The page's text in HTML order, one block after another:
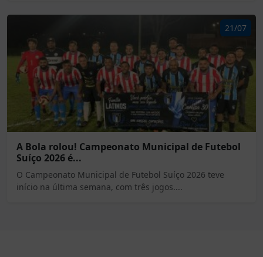
21/07
A Bola rolou! Campeonato Municipal de Futebol
Suíço 2026 é...
O Campeonato Municipal de Futebol Suíço 2026 teve
início na última semana, com três jogos....